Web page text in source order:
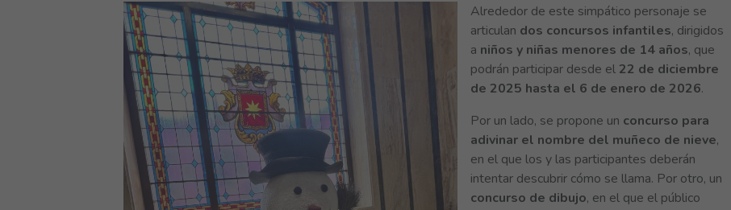
Alrededor de este simpático personaje se
articulan dos concursos infantiles, dirigidos
a niños y niñas menores de 14 años, que
podrán participar desde el 22 de diciembre
de 2025 hasta el 6 de enero de 2026.
Por un lado, se propone un concurso para
adivinar el nombre del muñeco de nieve,
en el que los y las participantes deberán
intentar descubrir cómo se llama. Por otro, un
concurso de dibujo, en el que el público